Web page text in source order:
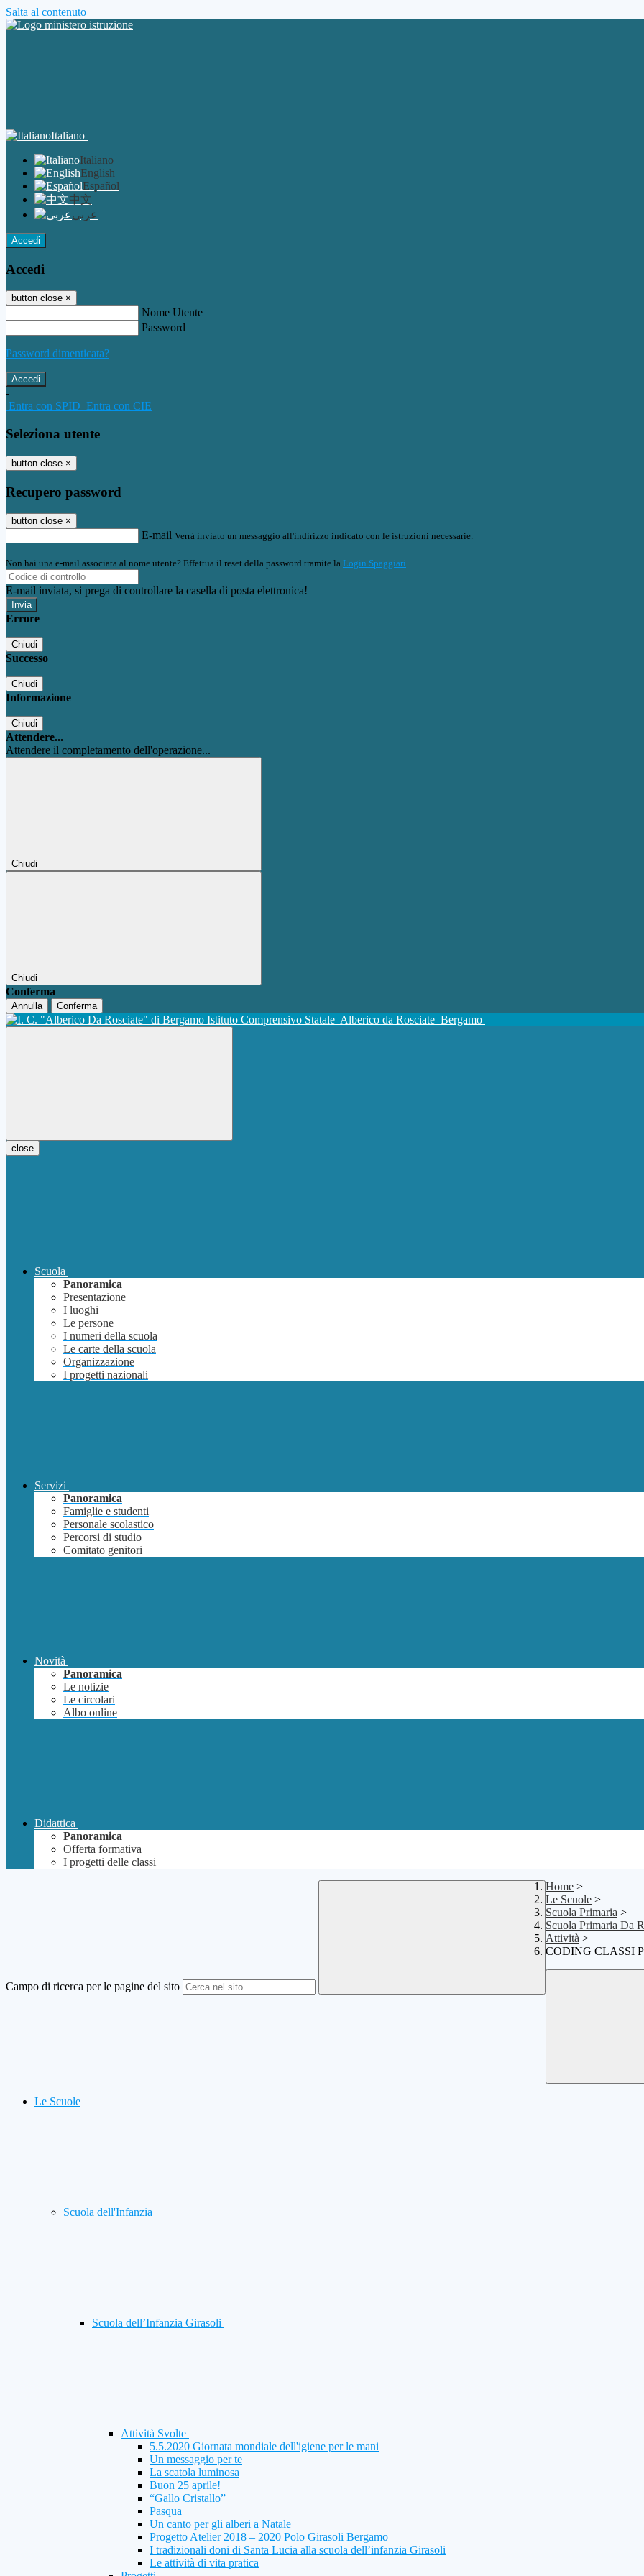
Salta al contenuto
Italiano
Italiano
English
Español
中文
عربى
Accedi
Accedi
button close ×
Nome Utente
Password
Password dimenticata?
-
Entra con SPID Entra con CIE
Seleziona utente
button close ×
Recupero password
button close ×
E-mail Verrà inviato un messaggio all'indirizzo indicato con le istruzioni necessarie.
Non hai una e-mail associata al nome utente? Effettua il reset della password tramite la Login Spaggiari
E-mail inviata, si prega di controllare la casella di posta elettronica!
Errore
Chiudi
Successo
Chiudi
Informazione
Chiudi
Attendere...
Attendere il completamento dell'operazione...
Chiudi
Chiudi
Conferma
Annulla Conferma
Istituto Comprensivo Statale Alberico da Rosciate Bergamo
close
Scuola
Panoramica
Presentazione
I luoghi
Le persone
I numeri della scuola
Le carte della scuola
Organizzazione
I progetti nazionali
Servizi
Panoramica
Famiglie e studenti
Personale scolastico
Percorsi di studio
Comitato genitori
Novità
Panoramica
Le notizie
Le circolari
Albo online
Didattica
Panoramica
Offerta formativa
I progetti delle classi
Campo di ricerca per le pagine del sito
Home >
Le Scuole >
Scuola Primaria >
Scuola Primaria Da
Attività >
CODING CLASSI
Le Scuole
Scuola dell'Infanzia
Scuola dell’Infanzia Girasoli
Attività Svolte
5.5.2020 Giornata mondiale dell'igiene per le mani
Un messaggio per te
La scatola luminosa
Buon 25 aprile!
“Gallo Cristallo”
Pasqua
Un canto per gli alberi a Natale
Progetto Atelier 2018 – 2020 Polo Girasoli Bergamo
I tradizionali doni di Santa Lucia alla scuola dell’infanzia Girasoli
Le attività di vita pratica